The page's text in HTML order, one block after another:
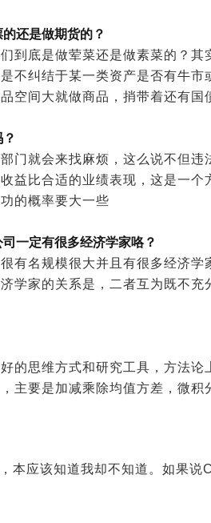
还是做期货的？
到底是做荤菜还是做素菜的？
不纠结于某一类资产是否有牛
间大就做商品，捎带着还有国
门就会来找麻烦，这么说不但
益比合适的业绩表现，这是一
的概率要大一些
一定有很多经济学家咯？
有名规模很大并且有很多经济
学家的关系是，二者互为既不
的思维方式和研究工具，方法
主要是加减乘除均值方差，微
本应该知道我却不知道。如果说